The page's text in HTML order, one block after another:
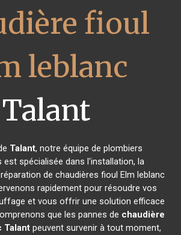
fioul
leblanc
Talant
Talant, notre équipe de plombiers
est spécialisée dans l'installation, la
de chaudières fioul Elm leblanc
rapidement pour résoudre vos
et vous offrir une solution efficace
que les pannes de chaudière
Talantpeuvent survenir à tout moment,